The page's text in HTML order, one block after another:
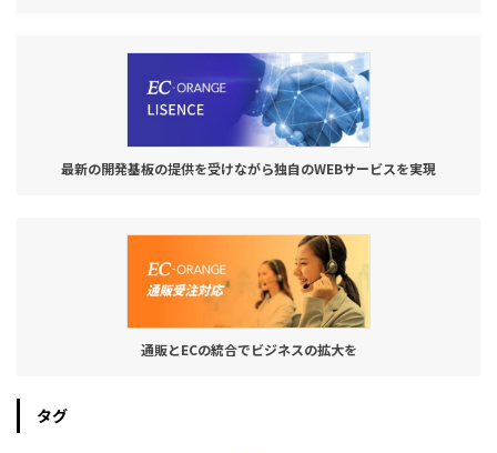
最新の開発基板の提供を受けながら独自のWEBサービスを実現
通販とECの統合でビジネスの拡大を
タグ